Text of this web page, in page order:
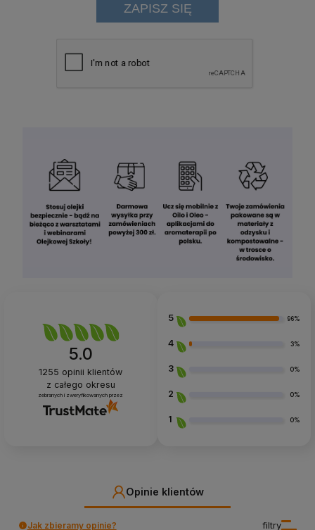
ZAPISZ SIĘ
5.0
1255 opinii klientów
z całego okresu
zebranych i zweryfikowanych przez
5 96%
4 3%
3 0%
2 0%
1 0%
Opinie klientów
filtry
Jak zbieramy opinie?